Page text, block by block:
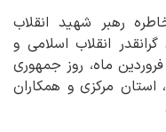
رهبر شهید انقلاب
انقلاب اسلامی و
ماه، روز جمهوری
استان مرکزی و همکاران